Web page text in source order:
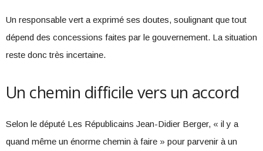
Un responsable vert a exprimé ses doutes, soulignant que tout
dépend des concessions faites par le gouvernement. La situation
reste donc très incertaine.
Un chemin difficile vers un accord
Selon le député Les Républicains Jean-Didier Berger, « il y a
quand même un énorme chemin à faire » pour parvenir à un